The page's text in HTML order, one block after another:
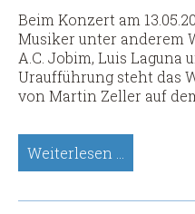
Beim Konzert am
Musiker unter anderem
A.C. Jobim, Luis Laguna
Uraufführung steht das
von Martin Zeller auf
Weiterlesen …
Duo
Resonado.